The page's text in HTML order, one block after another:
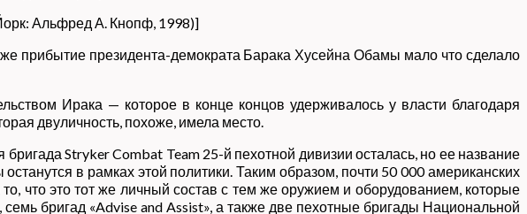
Альфред А. Кнопф, 1998)]
прибытие президента-демократа Барака Хусейна Обамы мало что сделало
Ирака — которое в конце концов удерживалось у власти благодаря
двуличность, похоже, имела место.
Stryker Combat Team 25-й пехотной дивизии осталась, но ее название
в рамках этой политики. Таким образом, почти 50 000 американских
что это тот же личный состав с тем же оружием и оборудованием, которые
бригад «Advise and Assist», а также две пехотные бригады Национальной